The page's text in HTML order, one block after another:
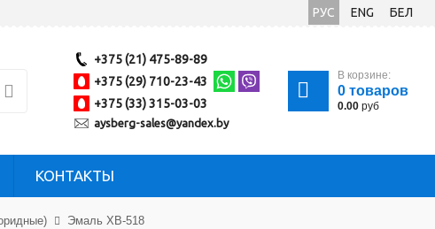
РУС ENG БЕЛ
+375 (21) 475-89-89
+375 (29) 710-23-43
+375 (33) 315-03-03
aysberg-sales@yandex.by
В корзине:
0 товаров
0.00 руб
КОНТАКТЫ
Эмаль ХВ-518